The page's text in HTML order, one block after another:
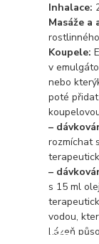
Inhalace:
Masáže a
Koupele:
v
nebo
poté
–
rozmíchat
–
s 15 ml
vodou,
Lázeň